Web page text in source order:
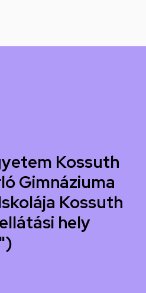
Kossuth
Gimnáziuma
Kossuth
hely